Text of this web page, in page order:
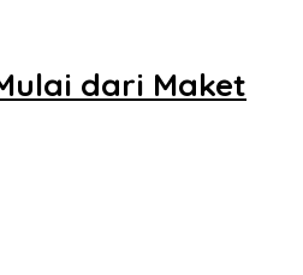
dari Maket